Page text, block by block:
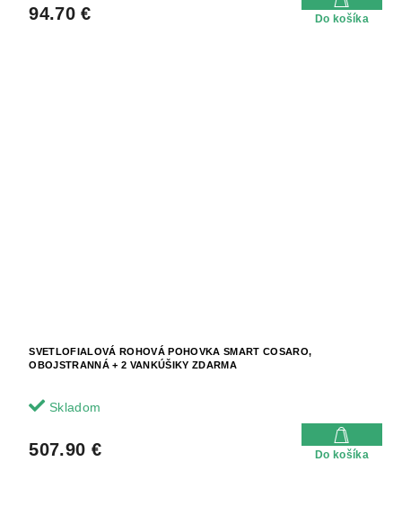
94.70 € Do košíka
SVETLOFIALOVÁ ROHOVÁ POHOVKA SMART COSARO,
OBOJSTRANNÁ + 2 VANKÚŠIKY ZDARMA
Skladom
507.90 € Do košíka